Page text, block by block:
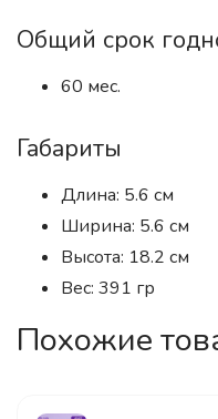
Общий срок
60 мес.
Габариты
Длина: 5.6 см
Ширина: 5.6 см
Высота: 18.2 см
Вес: 391 гр
Похожие